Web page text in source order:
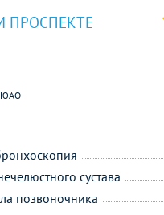
ПРОСПЕКТЕ
ЮАО
сустава
позвоночника